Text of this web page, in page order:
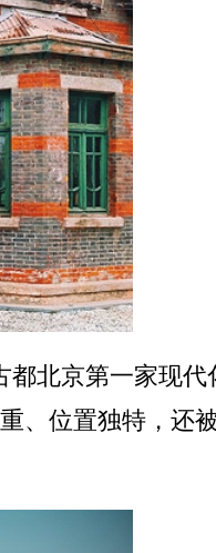
北京第一家现
、位置独特，还